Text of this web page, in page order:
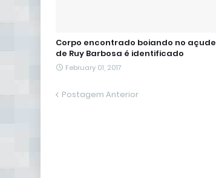
Corpo encontrado boiando no açude
de Ruy Barbosa é identificado
February 01, 2017
Postagem Anterior